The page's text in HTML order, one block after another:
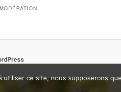
ce site, nous supposerons